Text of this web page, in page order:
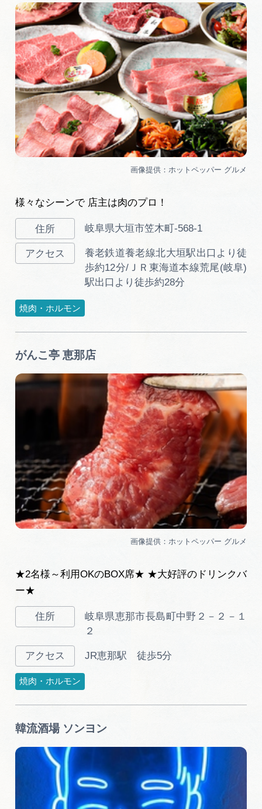
様々なシーンで 店主は肉のプロ！
岐阜県大垣市笠木町-568-1
養老鉄道養老線北大垣駅出口より徒
歩約12分/ＪＲ東海道本線荒尾(岐阜)
駅出口より徒歩約28分
焼肉・ホルモン
がんこ亭 恵那店
★2名様～利用OKのBOX席★ ★大好評のドリンクバ
ー★
岐阜県恵那市長島町中野２－２－１
２
JR恵那駅 徒歩5分
焼肉・ホルモン
韓流酒場 ソンヨン